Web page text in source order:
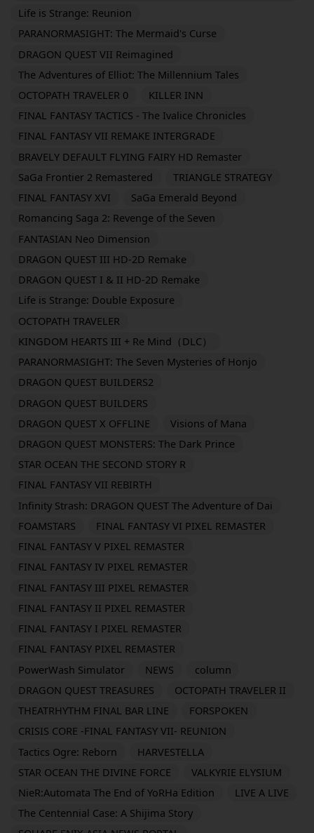
Life is Strange: Reunion
PARANORMASIGHT: The Mermaid's Curse
DRAGON QUEST VII Reimagined
The Adventures of Elliot: The Millennium Tales
OCTOPATH TRAVELER 0
KILLER INN
FINAL FANTASY TACTICS - The Ivalice Chronicles
FINAL FANTASY VII REMAKE INTERGRADE
BRAVELY DEFAULT FLYING FAIRY HD Remaster
SaGa Frontier 2 Remastered
TRIANGLE STRATEGY
FINAL FANTASY XVI
SaGa Emerald Beyond
Romancing Saga 2: Revenge of the Seven
FANTASIAN Neo Dimension
DRAGON QUEST III HD-2D Remake
DRAGON QUEST I & II HD-2D Remake
Life is Strange: Double Exposure
OCTOPATH TRAVELER
KINGDOM HEARTS III + Re Mind（DLC）
PARANORMASIGHT: The Seven Mysteries of Honjo
DRAGON QUEST BUILDERS2
DRAGON QUEST BUILDERS
DRAGON QUEST X OFFLINE
Visions of Mana
DRAGON QUEST MONSTERS: The Dark Prince
STAR OCEAN THE SECOND STORY R
FINAL FANTASY VII REBIRTH
Infinity Strash: DRAGON QUEST The Adventure of Dai
FOAMSTARS
FINAL FANTASY VI PIXEL REMASTER
FINAL FANTASY V PIXEL REMASTER
FINAL FANTASY IV PIXEL REMASTER
FINAL FANTASY III PIXEL REMASTER
FINAL FANTASY II PIXEL REMASTER
FINAL FANTASY I PIXEL REMASTER
FINAL FANTASY PIXEL REMASTER
PowerWash Simulator
NEWS
column
DRAGON QUEST TREASURES
OCTOPATH TRAVELER II
THEATRHYTHM FINAL BAR LINE
FORSPOKEN
CRISIS CORE -FINAL FANTASY VII- REUNION
Tactics Ogre: Reborn
HARVESTELLA
STAR OCEAN THE DIVINE FORCE
VALKYRIE ELYSIUM
NieR:Automata The End of YoRHa Edition
LIVE A LIVE
The Centennial Case: A Shijima Story